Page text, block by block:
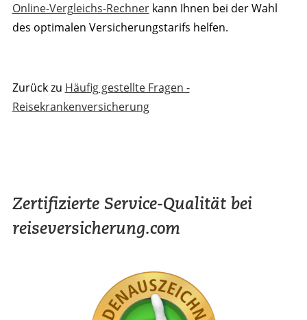
Online-Vergleichs-Rechnerkann Ihnen bei der Wahl
des optimalen Versicherungstarifs helfen.
Zurück zu Häufig gestellte Fragen -
Reisekrankenversicherung
Zertifizierte Service-Qualität bei
reiseversicherung.com